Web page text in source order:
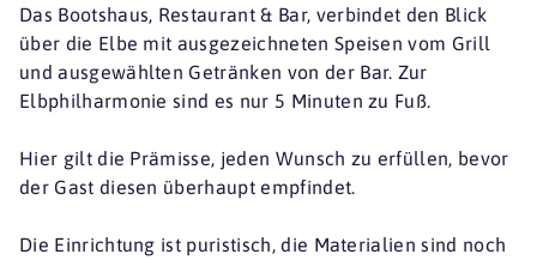
Das Bootshaus, Restaurant & Bar, verbindet den Blick
über die Elbe mit ausgezeichneten Speisen vom Grill
und ausgewählten Getränken von der Bar. Zur
Elbphilharmonie sind es nur 5 Minuten zu Fuß.
Hier gilt die Prämisse, jeden Wunsch zu erfüllen, bevor
der Gast diesen überhaupt empfindet.
Die Einrichtung ist puristisch, die Materialien sind noch